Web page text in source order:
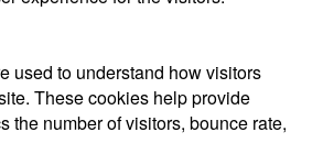
used to understand how visitors
These cookies help provide
the number of visitors, bounce rate,